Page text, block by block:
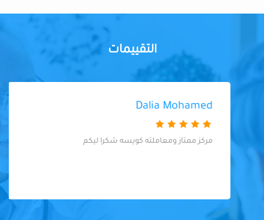
التقييمات
Dalia Mohamed
مركز ممتاز ومعاملته كويسه شكرا ليكم